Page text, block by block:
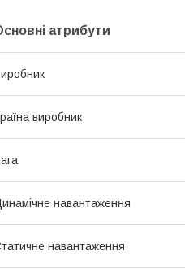
атрибути
виробник
навантаження
навантаження